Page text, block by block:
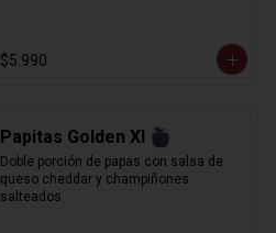
$5.990
Papitas Golden Xl
Doble porción de papas con salsa de
queso cheddar y champiñones
salteados